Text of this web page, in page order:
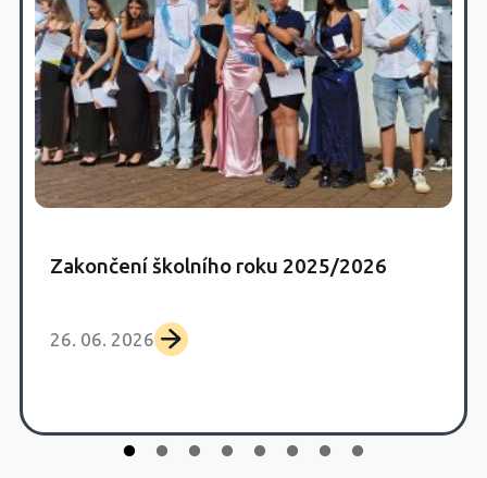
Zakončení školního roku 2025/2026
26. 06. 2026